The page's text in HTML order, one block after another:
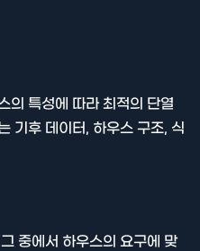
의 특성에 따라 최적의 단열
기후 데이터, 하우스 구조, 식
중에서 하우스의 요구에 맞